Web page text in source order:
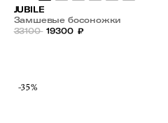
JUBILE
Замшевые босоножки
33100 19300 ₽
-35%